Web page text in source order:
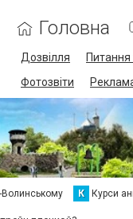
Головна
Дозвілля Питання
Фотозвіти
Волинському К Курси